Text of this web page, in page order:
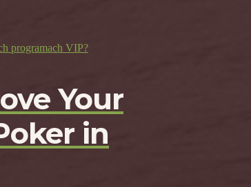
programach VIP?
Your
in